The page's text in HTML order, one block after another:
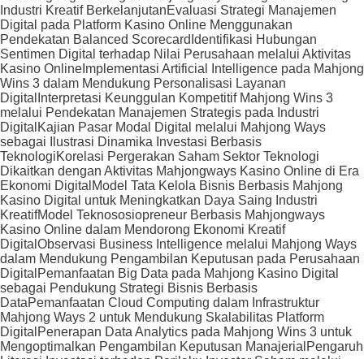
Industri Kreatif BerkelanjutanEvaluasi Strategi Manajemen
Digital pada Platform Kasino Online Menggunakan
Pendekatan Balanced Scorecard Identifikasi Hubungan
Sentimen Digital terhadap Nilai Perusahaan melalui Aktivitas
Kasino Online Implementasi Artificial Intelligence pada Mahjong
Wins 3 dalam Mendukung Personalisasi Layanan
Digital Interpretasi Keunggulan Kompetitif Mahjong Wins 3
melalui Pendekatan Manajemen Strategis pada Industri
Digital Kajian Pasar Modal Digital melalui Mahjong Ways
sebagai Ilustrasi Dinamika Investasi Berbasis
TeknologiKorelasi Pergerakan Saham Sektor Teknologi
Dikaitkan dengan Aktivitas Mahjongways Kasino Online di Era
Ekonomi Digital Model Tata Kelola Bisnis Berbasis Mahjong
Kasino Digital untuk Meningkatkan Daya Saing Industri
KreatifModel Teknososiopreneur Berbasis Mahjongways
Kasino Online dalam Mendorong Ekonomi Kreatif
Digital Observasi Business Intelligence melalui Mahjong Ways
dalam Mendukung Pengambilan Keputusan pada Perusahaan
Digital Pemanfaatan Big Data pada Mahjong Kasino Digital
sebagai Pendukung Strategi Bisnis Berbasis
DataPemanfaatan Cloud Computing dalam Infrastruktur
Mahjong Ways 2 untuk Mendukung Skalabilitas Platform
Digital Penerapan Data Analytics pada Mahjong Wins 3 untuk
Mengoptimalkan Pengambilan Keputusan Manajerial Pengaruh